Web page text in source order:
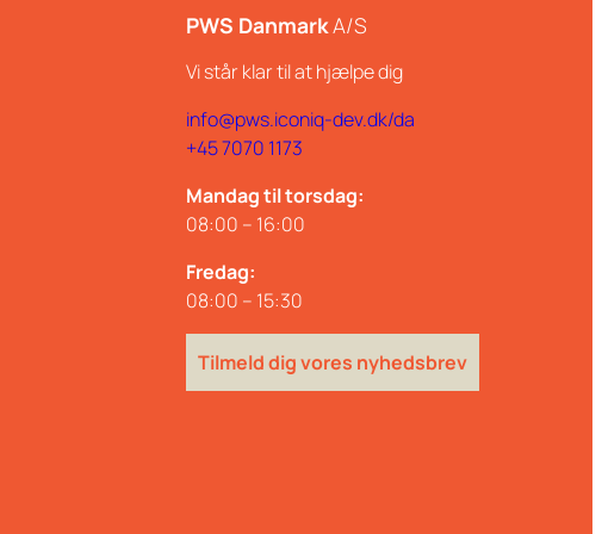
PWS DanmarkA/S
Vi står klar til at hjælpe dig
info@pws.iconiq-dev.dk/da
+45 7070 1173
Mandag til torsdag:
08:00 – 16:00
Fredag:
08:00 – 15:30
Tilmeld dig vores nyhedsbrev